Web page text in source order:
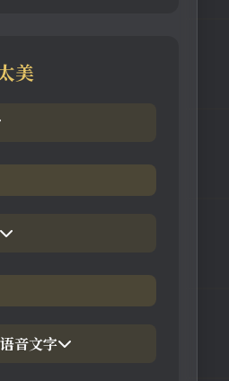
美
份版
数命理分析
音文字